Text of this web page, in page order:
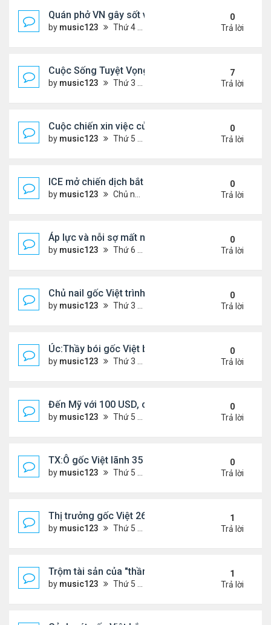
Quán phở VN gây sốt vì chế biến thịt không đảm
by music123 Thứ 4 Tháng 12 17, 2025 6:13 pm
0
Trả lời
Cuộc Sống Tuyệt Vọng Của Người Việt Vượt Biên
by music123 Thứ 3 Tháng 11 25, 2025 2:44 pm
7
Trả lời
Cuộc chiến xin việc của du học sinh Việt ở Mỹ
by music123 Thứ 5 Tháng 12 11, 2025 6:32 pm
0
Trả lời
ICE mở chiến dịch bắt giữ.. người Việt
by music123 Chủ nhật Tháng 12 07, 2025 5:50 pm
0
Trả lời
Áp lực và nỗi sợ mất nhà của người cao niên gốc
by music123 Thứ 6 Tháng 12 05, 2025 7:33 pm
0
Trả lời
Chủ nail gốc Việt trình diện ICE, và bị trục xuất
by music123 Thứ 3 Tháng 11 18, 2025 5:25 pm
0
Trả lời
Úc:Thầy bói gốc Việt bị bắt vì lừa đảo 70 triệu USD
by music123 Thứ 3 Tháng 11 18, 2025 5:18 pm
0
Trả lời
Đến Mỹ với 100 USD, cô gái Việt sở hữu 3 nhà
by music123 Thứ 5 Tháng 11 13, 2025 2:48 pm
0
Trả lời
TX:Ô gốc Việt lãnh 35 năm tù vì xâm hại tình dục
by music123 Thứ 5 Tháng 11 13, 2025 2:41 pm
0
Trả lời
Thị trưởng gốc Việt 26t bị truy tố
by music123 Thứ 5 Tháng 11 13, 2025 2:34 pm
1
Trả lời
Trộm tài sản của "thần bài" gốc Việt,lĩnh 13 năm tù
by music123 Thứ 5 Tháng 11 13, 2025 2:25 pm
1
Trả lời